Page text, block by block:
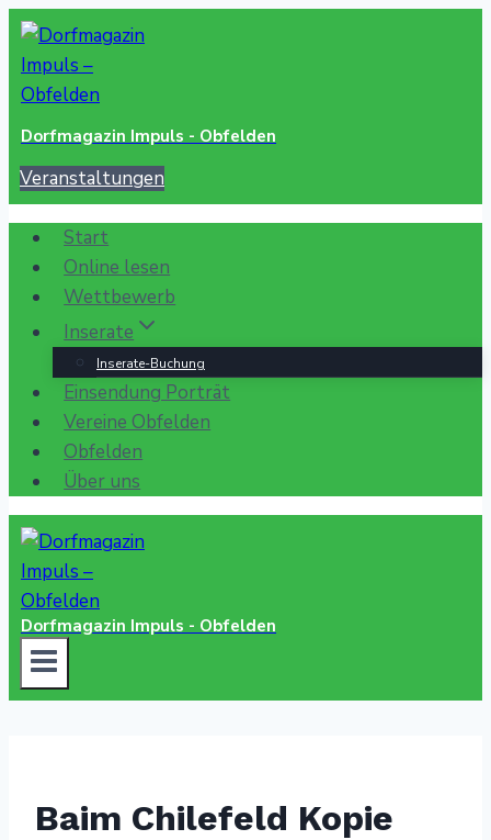
Zum
Inhalt
springen
Dorfmagazin Impuls - Obfelden
Veranstaltungen
Start
Online lesen
Wettbewerb
Inserate
Inserate-Buchung
Einsendung Porträt
Vereine Obfelden
Obfelden
Über uns
Dorfmagazin Impuls - Obfelden
Baim Chilefeld Kopie